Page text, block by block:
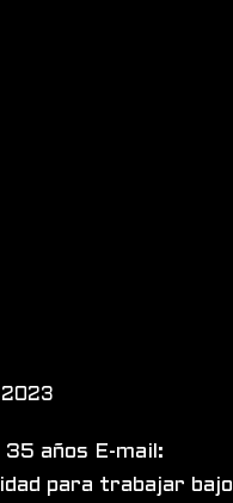
años E-mail:
para trabajar bajo